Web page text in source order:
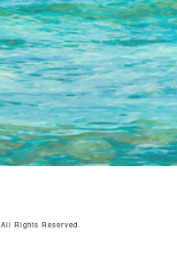
All Rights Reserved.